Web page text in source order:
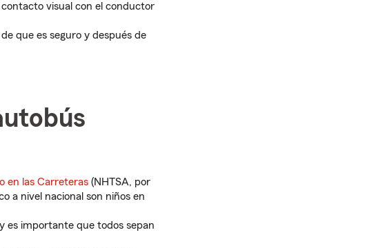
visual con el conductor
que es seguro y después de
en las Carreteras (NHTSA, por
a nivel nacional son niños en
es importante que todos sepan